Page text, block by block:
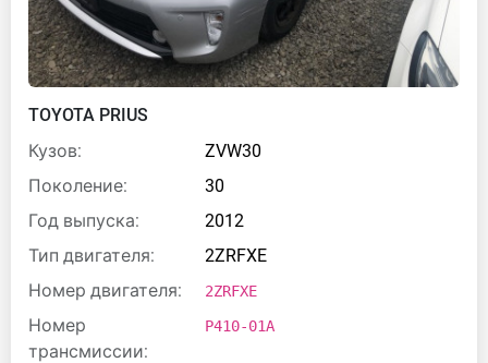
TOYOTA PRIUS
Кузов:
ZVW30
Поколение:
30
Год выпуска:
2012
Тип двигателя:
2ZRFXE
Номер двигателя:
2ZRFXE
Номер
трансмиссии:
P410-01A